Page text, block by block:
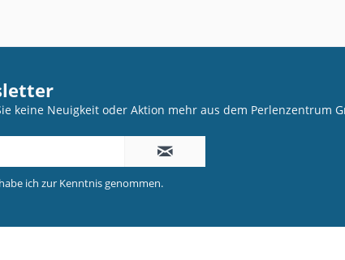
Neuigkeit oder Aktion mehr aus dem Perlenzentrum
habe ich zur Kenntnis genommen.